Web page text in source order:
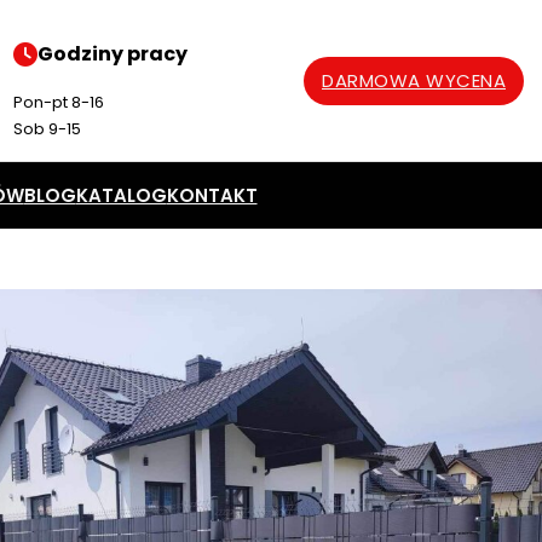
Godziny pracy
Pon-pt 8-16
Sob 9-15
DARMOWA WYCENA
BLOGKATALOGKONTAKT